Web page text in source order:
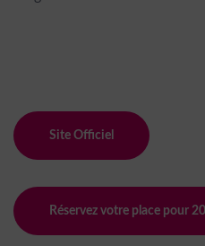
Site Officiel
Réservez votre place pour